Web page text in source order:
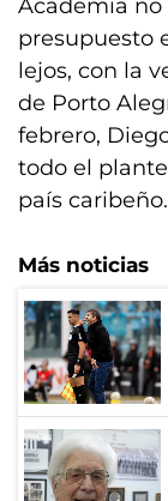
Academia
presupuesto
lejos, con la
de Porto
febrero,
todo el
país caribeño.
Más noticias